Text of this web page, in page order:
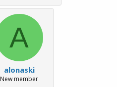
A
alonaski
New member